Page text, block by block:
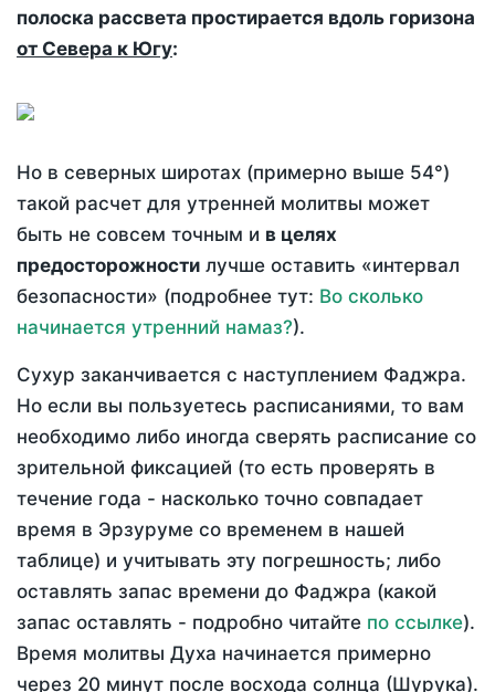
полоска рассвета простирается вдоль горизона
от Севера к Югу:
Но в северных широтах (примерно выше 54°)
такой расчет для утренней молитвы может
быть не совсем точным и в целях
предосторожности лучше оставить «интервал
безопасности» (подробнее тут: Во сколько
начинается утренний намаз?).
Сухур заканчивается с наступлением Фаджра.
Но если вы пользуетесь расписаниями, то вам
необходимо либо иногда сверять расписание со
зрительной фиксацией (то есть проверять в
течение года - насколько точно совпадает
время в Эрзуруме со временем в нашей
таблице) и учитывать эту погрешность; либо
оставлять запас времени до Фаджра (какой
запас оставлять - подробно читайте по ссылке).
Время молитвы Духа начинается примерно
через 20 минут после восхода солнца (Шурука).